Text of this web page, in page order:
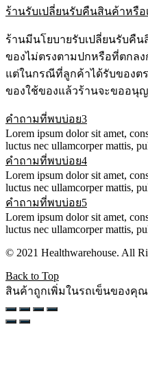
ร้านรับเปลี่ยนรับคืนสินค้าหรือ
ร้านมีนโยบายรับเปลี่ยนรับคื
ของไม่ตรงตามปกหรือที่ตกลง
แต่ในกรณีที่ลูกค้าได้รับของต
ของใช้ของแล้วร้านจะขออนุ
คำถามที่พบบ่อย3
Lorem ipsum dolor sit amet,
luctus nec ullamcorper mattis,
คำถามที่พบบ่อย4
Lorem ipsum dolor sit amet,
luctus nec ullamcorper mattis,
คำถามที่พบบ่อย5
Lorem ipsum dolor sit amet,
luctus nec ullamcorper mattis,
© 2021 Healthwarehouse. All
Back to Top
สินค้าถูกเพิ่มในรถเข็นของคุ